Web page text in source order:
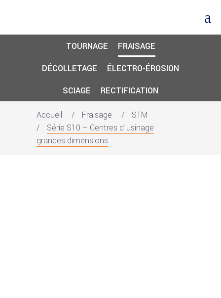
TOURNAGE
FRAISAGE
DÉCOLLETAGE
ÉLECTRO-ÉROSION
SCIAGE
RECTIFICATION
Accueil Fraisage
STM
Série S10 – Centres d’usinage
grandes dimensions